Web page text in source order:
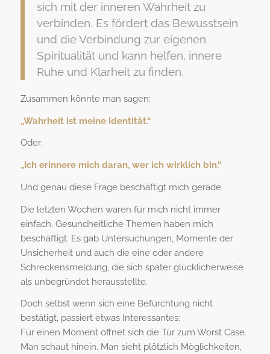
sich mit der inneren Wahrheit zu
verbinden. Es fördert das Bewusstsein
und die Verbindung zur eigenen
Spiritualität und kann helfen, innere
Ruhe und Klarheit zu finden.
Zusammen könnte man sagen:
„Wahrheit ist meine Identität.“
Oder:
„Ich erinnere mich daran, wer ich wirklich bin.“
Und genau diese Frage beschäftigt mich gerade.
Die letzten Wochen waren für mich nicht immer
einfach. Gesundheitliche Themen haben mich
beschäftigt. Es gab Untersuchungen, Momente der
Unsicherheit und auch die eine oder andere
Schreckensmeldung, die sich später glücklicherweise
als unbegründet herausstellte.
Doch selbst wenn sich eine Befürchtung nicht
bestätigt, passiert etwas Interessantes:
Für einen Moment öffnet sich die Tür zum Worst Case.
Man schaut hinein. Man sieht plötzlich Möglichkeiten,